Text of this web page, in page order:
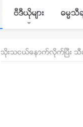
ဗီဒီယိုမ်ား ဓမၼသီ
သိုးသငယ္ေနာက္လိုက္ၿပီး သီ